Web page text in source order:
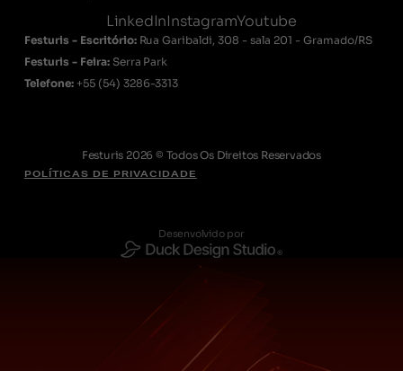
LinkedInInstagramYoutube
Festuris - Escritório: Rua Garibaldi, 308 - sala 201 - Gramado/RS
Festuris - Feira: Serra Park
Telefone: +55 (54) 3286-3313
Festuris 2026 © Todos Os Direitos Reservados
POLÍTICAS DE PRIVACIDADE
Desenvolvido por